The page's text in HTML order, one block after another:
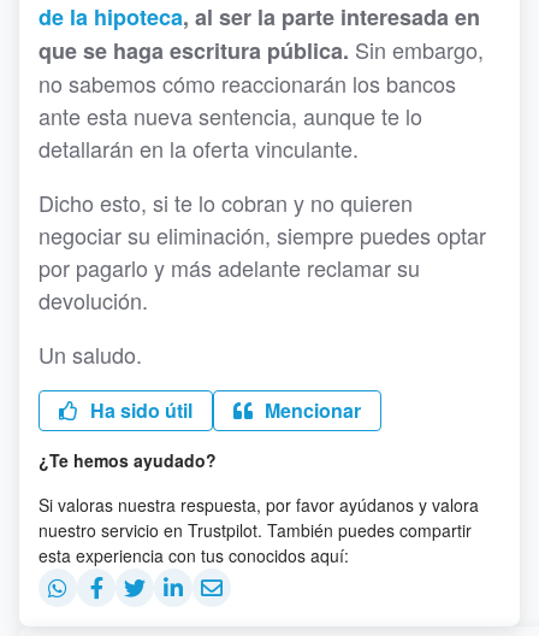
de la hipoteca, al ser la parte interesada en
que se haga escritura pública. Sin embargo,
no sabemos cómo reaccionarán los bancos
ante esta nueva sentencia, aunque te lo
detallarán en la oferta vinculante.
Dicho esto, si te lo cobran y no quieren
negociar su eliminación, siempre puedes optar
por pagarlo y más adelante reclamar su
devolución.
Un saludo.
Ha sido útil Mencionar
¿Te hemos ayudado?
Si valoras nuestra respuesta, por favor ayúdanos y valora
nuestro servicio en Trustpilot. También puedes compartir
esta experiencia con tus conocidos aquí: